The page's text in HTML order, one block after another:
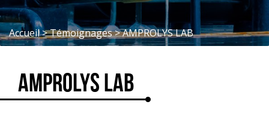
Accueil>Témoignages>AMPROLYS LAB
AMPROLYS LAB